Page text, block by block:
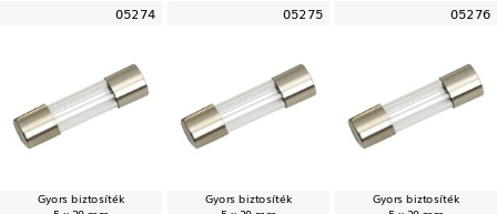
05274
Gyors biztosíték
05275
Gyors biztosíték
05276
Gyors biztosíték